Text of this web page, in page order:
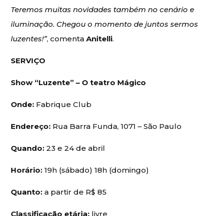
Teremos muitas novidades também no cenário e
iluminação. Chegou o momento de juntos sermos
luzentes!”, comentaAnitelli.
SERVIÇO
Show “Luzente” – O teatro Mágico
Onde: Fabrique Club
Endereço: Rua Barra Funda, 1071 – São Paulo
Quando: 23 e 24 de abril
Horário: 19h (sábado) 18h (domingo)
Quanto: a partir de R$ 85
Classificação etária: livre